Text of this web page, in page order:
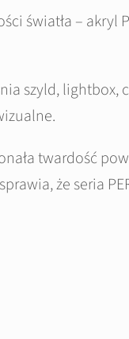
światła – akryl
szyld, lightbox,
twardość
że seria